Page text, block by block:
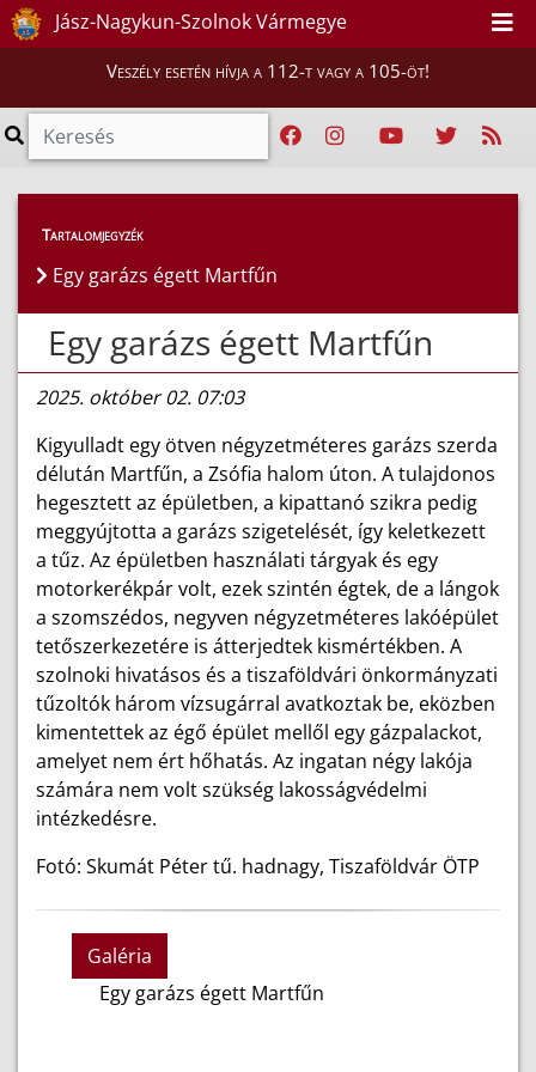
Jász-Nagykun-Szolnok Vármegye
Veszély esetén hívja a 112-t vagy a 105-öt!
Híreink > Hírek
Tartalomjegyzék
Egy garázs égett Martfűn
Egy garázs égett Martfűn
2025. október 02. 07:03
Kigyulladt egy ötven négyzetméteres garázs szerda
délután Martfűn, a Zsófia halom úton. A tulajdonos
hegesztett az épületben, a kipattanó szikra pedig
meggyújtotta a garázs szigetelését, így keletkezett
a tűz. Az épületben használati tárgyak és egy
motorkerékpár volt, ezek szintén égtek, de a lángok
a szomszédos, negyven négyzetméteres lakóépület
tetőszerkezetére is átterjedtek kismértékben. A
szolnoki hivatásos és a tiszaföldvári önkormányzati
tűzoltók három vízsugárral avatkoztak be, eközben
kimentettek az égő épület mellől egy gázpalackot,
amelyet nem ért hőhatás. Az ingatan négy lakója
számára nem volt szükség lakosságvédelmi
intézkedésre.
Fotó: Skumát Péter tű. hadnagy, Tiszaföldvár ÖTP
Galéria
Egy garázs égett Martfűn